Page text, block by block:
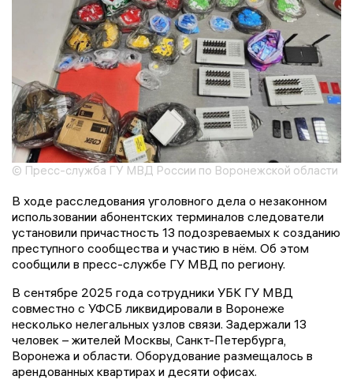
© Пресс-служба ГУ МВД России по Воронежской области
В ходе расследования уголовного дела о незаконном
использовании абонентских терминалов следователи
установили причастность 13 подозреваемых к созданию
преступного сообщества и участию в нём. Об этом
сообщили в пресс-службе ГУ МВД по региону.
В сентябре 2025 года сотрудники УБК ГУ МВД
совместно с УФСБ ликвидировали в Воронеже
несколько нелегальных узлов связи. Задержали 13
человек – жителей Москвы, Санкт-Петербурга,
Воронежа и области. Оборудование размещалось в
арендованных квартирах и десяти офисах.